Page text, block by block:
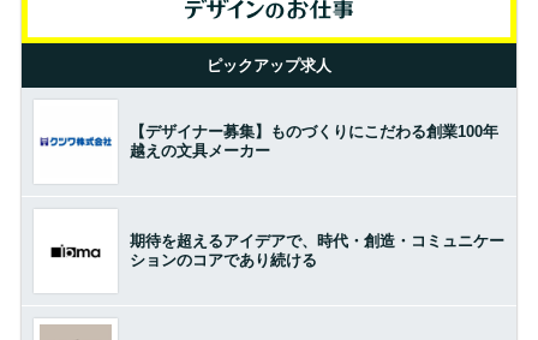
ピックアップ求人
【デザイナー募集】ものづくりにこだわる創業100年
越えの文具メーカー
期待を超えるアイデアで、時代・創造・コミュニケー
ションのコアであり続ける